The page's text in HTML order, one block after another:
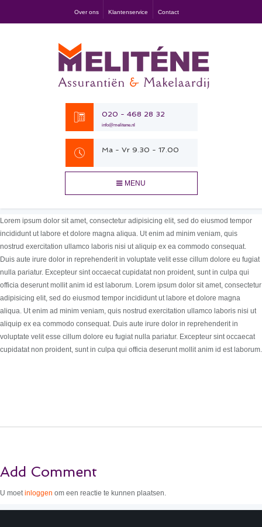
Over ons Klantenservice Contact
020 - 468 28 32
info@melitene.nl
Ma - Vr 9.30 - 17.00
MENU
Lorem ipsum dolor sit amet, consectetur adipisicing elit, sed do eiusmod tempor
incididunt ut labore et dolore magna aliqua. Ut enim ad minim veniam, quis
nostrud exercitation ullamco laboris nisi ut aliquip ex ea commodo consequat.
Duis aute irure dolor in reprehenderit in voluptate velit esse cillum dolore eu fugiat
nulla pariatur. Excepteur sint occaecat cupidatat non proident, sunt in culpa qui
officia deserunt mollit anim id est laborum. Lorem ipsum dolor sit amet, consectetur
adipisicing elit, sed do eiusmod tempor incididunt ut labore et dolore magna
aliqua. Ut enim ad minim veniam, quis nostrud exercitation ullamco laboris nisi ut
aliquip ex ea commodo consequat. Duis aute irure dolor in reprehenderit in
voluptate velit esse cillum dolore eu fugiat nulla pariatur. Excepteur sint occaecat
cupidatat non proident, sunt in culpa qui officia deserunt mollit anim id est laborum.
Add Comment
U moetinloggen om een reactie te kunnen plaatsen.